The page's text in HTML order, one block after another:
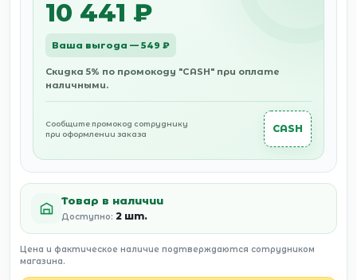
10 441 ₽
Ваша выгода — 549 ₽
Скидка 5% по промокоду "CASH" при оплате
наличными.
Сообщите промокод сотруднику
при оформлении заказа
CASH
Товар в наличии
Доступно: 2 шт.
Цена и фактическое наличие подтверждаются сотрудником
магазина.